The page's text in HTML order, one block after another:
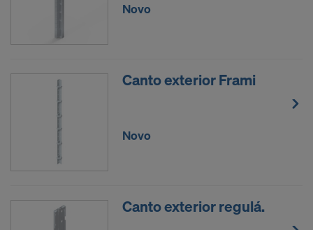
Novo
Canto exterior Frami
Novo
Canto exterior regulá.